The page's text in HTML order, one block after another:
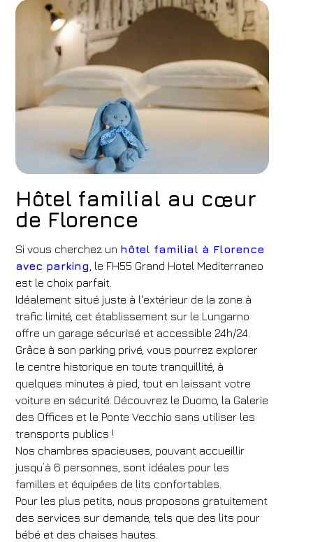
FH55 Hotels
Arrivée
Chambres
1
Adultes Enfants
Code de réduction
Réserve
Modifier une réservation
Hôtel familial au cœur
de Florence
Si vous cherchez un hôtel familial à Florence
avec parking , le FH55 Grand Hotel Mediterraneo
est le choix parfait.
Idéalement situé juste à l'extérieur de la zone à
trafic limité, cet établissement sur le Lungarno
offre un garage sécurisé et accessible 24h/24.
Grâce à son parking privé, vous pourrez explorer
le centre historique en toute tranquillité, à
quelques minutes à pied, tout en laissant votre
voiture en sécurité. Découvrez le Duomo, la Galerie
des Offices et le Ponte Vecchio sans utiliser les
transports publics !
Nos chambres spacieuses, pouvant accueillir
jusqu’à 6 personnes, sont idéales pour les
familles et équipées de lits confortables.
Pour les plus petits, nous proposons gratuitement
des services sur demande, tels que des lits pour
bébé et des chaises hautes.